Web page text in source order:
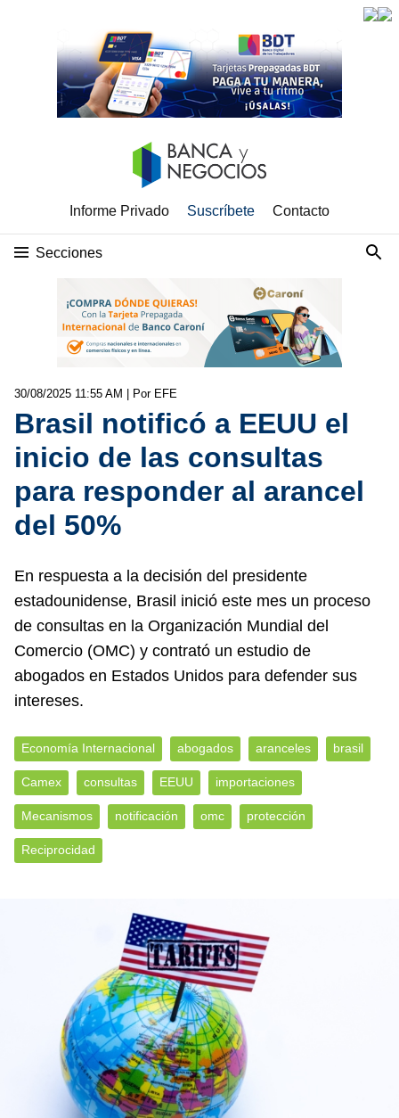
Informe Privado Suscríbete Contacto
Secciones
30/08/2025 11:55 AM | Por EFE
Brasil notificó a EEUU el
inicio de las consultas
para responder al arancel
del 50%
En respuesta a la decisión del presidente
estadounidense, Brasil inició este mes un proceso
de consultas en la Organización Mundial del
Comercio (OMC) y contrató un estudio de
abogados en Estados Unidos para defender sus
intereses.
Economía Internacional abogados aranceles brasil
Camex consultas EEUU importaciones
Mecanismos notificación omc protección
Reciprocidad